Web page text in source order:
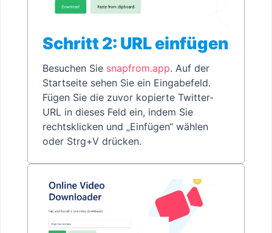
Schritt 2: URL einfügen
Besuchen Sie snapfrom.app. Auf der
Startseite sehen Sie ein Eingabefeld.
Fügen Sie die zuvor kopierte Twitter-
URL in dieses Feld ein, indem Sie
rechtsklicken und „Einfügen“ wählen
oder Strg+V drücken.